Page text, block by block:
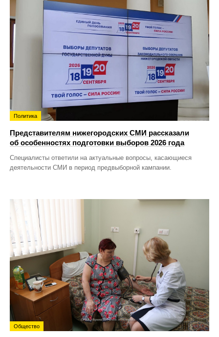
Политика
Представителям нижегородских СМИ рассказали
об особенностях подготовки выборов 2026 года
Специалисты ответили на актуальные вопросы, касающиеся
деятельности СМИ в период предвыборной кампании.
Общество